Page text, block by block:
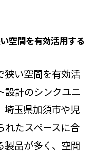
方法
ムで動線を改善
ームで動線が
例
空間を有効活用する
狭い空間を有効活
設計のシンクユニ
埼玉県加須市や児
れたスペースに合
製品が多く、空間